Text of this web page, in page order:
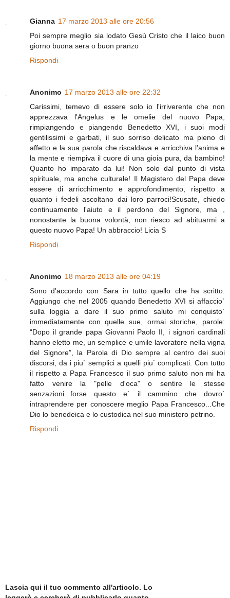
Gianna 17 marzo 2013 alle ore 20:56
Poi sempre meglio sia lodato Gesù Cristo che il laico buon
giorno buona sera o buon pranzo
Rispondi
Anonimo 17 marzo 2013 alle ore 22:32
Carissimi, temevo di essere solo io l'irriverente che non
apprezzava l'Angelus e le omelie del nuovo Papa,
rimpiangendo e piangendo Benedetto XVI, i suoi modi
gentilissimi e garbati, il suo sorriso delicato ma pieno di
affetto e la sua parola che riscaldava e arricchiva l'anima e
la mente e riempiva il cuore di una gioia pura, da bambino!
Quanto ho imparato da lui! Non solo dal punto di vista
spirituale, ma anche culturale! Il Magistero del Papa deve
essere di arricchimento e approfondimento, rispetto a
quanto i fedeli ascoltano dai loro parroci!Scusate, chiedo
continuamente l'aiuto e il perdono del Signore, ma ,
nonostante la buona volontà, non riesco ad abituarmi a
questo nuovo Papa! Un abbraccio! Licia S
Rispondi
Anonimo 18 marzo 2013 alle ore 04:19
Sono d'accordo con Sara in tutto quello che ha scritto.
Aggiungo che nel 2005 quando Benedetto XVI si affaccio`
sulla loggia a dare il suo primo saluto mi conquisto`
immediatamente con quelle sue, ormai storiche, parole:
“Dopo il grande papa Giovanni Paolo II, i signori cardinali
hanno eletto me, un semplice e umile lavoratore nella vigna
del Signore”, la Parola di Dio sempre al centro dei suoi
discorsi, da i piu` semplici a quelli piu` complicati. Con tutto
il rispetto a Papa Francesco il suo primo saluto non mi ha
fatto venire la "pelle d'oca" o sentire le stesse
senzazioni...forse questo e` il cammino che dovro`
intraprendere per conoscere meglio Papa Francesco...Che
Dio lo benedeica e lo custodica nel suo ministero petrino.
Rispondi
Lascia qui il tuo commento all'articolo. Lo